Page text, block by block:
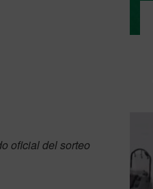
oficial del sorteo